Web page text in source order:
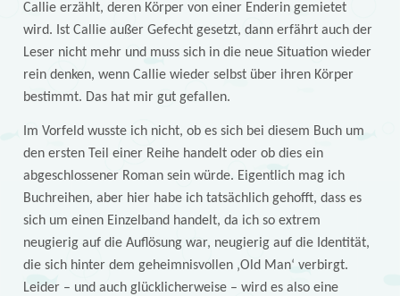
Callie erzählt, deren Körper von einer Enderin gemietet
wird. Ist Callie außer Gefecht gesetzt, dann erfährt auch der
Leser nicht mehr und muss sich in die neue Situation wieder
rein denken, wenn Callie wieder selbst über ihren Körper
bestimmt. Das hat mir gut gefallen.
Im Vorfeld wusste ich nicht, ob es sich bei diesem Buch um
den ersten Teil einer Reihe handelt oder ob dies ein
abgeschlossener Roman sein würde. Eigentlich mag ich
Buchreihen, aber hier habe ich tatsächlich gehofft, dass es
sich um einen Einzelband handelt, da ich so extrem
neugierig auf die Auflösung war, neugierig auf die Identität,
die sich hinter dem geheimnisvollen ‚Old Man‘ verbirgt.
Leider – und auch glücklicherweise – wird es also eine